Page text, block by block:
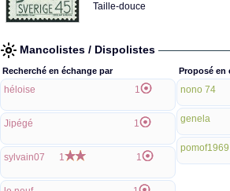
Taille-douce
Mancolistes / Dispolistes
Recherché en échange par
héloise 1
Jipégé 1
sylvain07 1 1
Proposé en
nono 74
genela
pomof1969